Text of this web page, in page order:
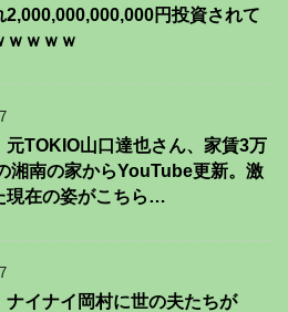
2,000,000,000,000円投資されて
ｗｗｗｗ
元TOKIO山口達也さん、家賃3万
湘南の家からYouTube更新。激
現在の姿がこちら…
ナイナイ岡村に世の夫たちが